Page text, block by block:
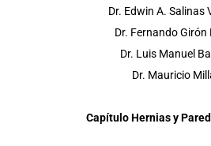
Dr. Edwin A. Salinas
Dr. Fernando Girón
Dr. Luis Manuel
Dr. Mauricio
Capítulo Hernias y